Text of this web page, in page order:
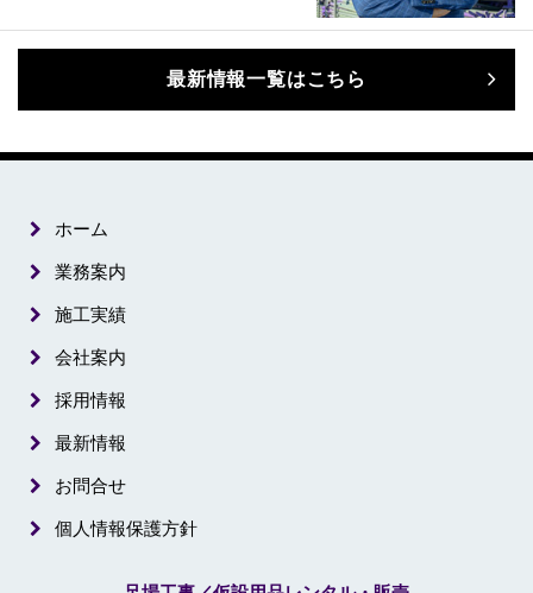
最新情報一覧はこちら
ホーム
業務案内
施工実績
会社案内
採用情報
最新情報
お問合せ
個人情報保護方針